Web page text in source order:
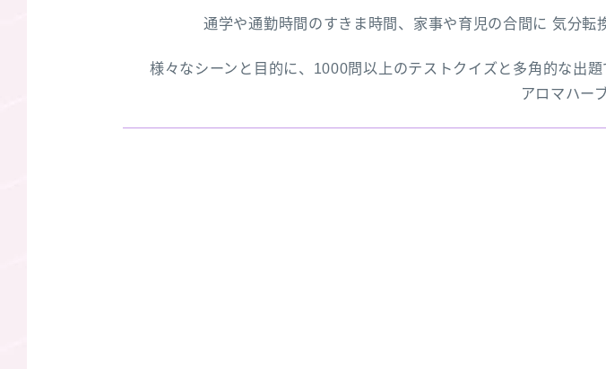
通学や通勤時間のすきま時間、家事や育児の合間に 気分
様々なシーンと目的に、1000問以上のテストクイズと多角的な出
アロマハー